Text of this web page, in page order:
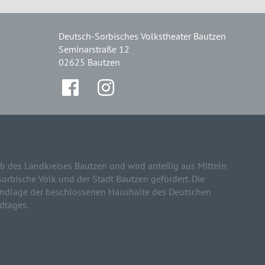
Deutsch-Sorbisches Volkstheater Bautzen
Seminarstraße 12
02625 Bautzen
des Landkreises Bautzen und wird anteilig aus Mitteln
Volk und der Stadt Bautzen gefördert. Die
der beschlossenen Haushalte des Deutschen